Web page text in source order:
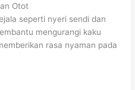
Otot
seperti nyeri sendi dan
mengurangi kaku
rasa nyaman pada